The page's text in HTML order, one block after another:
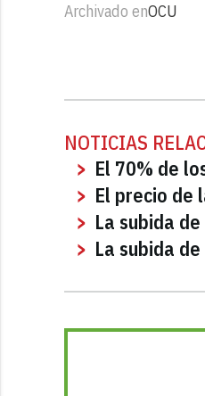
Archivado enOCU
NOTICIAS
El 70% de
El precio de
La subida
La subida